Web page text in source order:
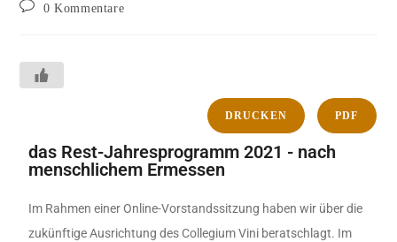
0 Kommentare
DRUCKEN PDF
das Rest-Jahresprogramm 2021 - nach
menschlichem Ermessen
Im Rahmen einer Online-Vorstandssitzung haben wir über die
zukünftige Ausrichtung des Collegium Vini beratschlagt. Im